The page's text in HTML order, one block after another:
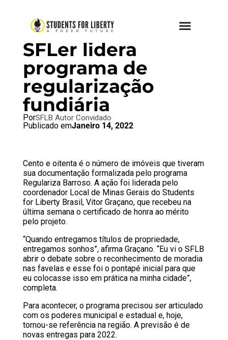
BRAZIL BLOG
SFLer lidera
programa de
regularização
fundiária
PorSFLB Autor Convidado
Publicado emJaneiro 14, 2022
Cento e oitenta é o número de imóveis que tiveram
sua documentação formalizada pelo programa
Regulariza Barroso. A ação foi liderada pelo
coordenador Local de Minas Gerais do Students
for Liberty Brasil, Vitor Graçano, que recebeu na
última semana o certificado de honra ao mérito
pelo projeto.
“Quando entregamos títulos de propriedade,
entregamos sonhos”, afirma Graçano. “Eu vi o SFLB
abrir o debate sobre o reconhecimento de moradia
nas favelas e esse foi o pontapé inicial para que
eu colocasse isso em prática na minha cidade”,
completa.
Para acontecer, o programa precisou ser articulado
com os poderes municipal e estadual e, hoje,
tornou-se referência na região. A previsão é de
novas entregas para 2022.